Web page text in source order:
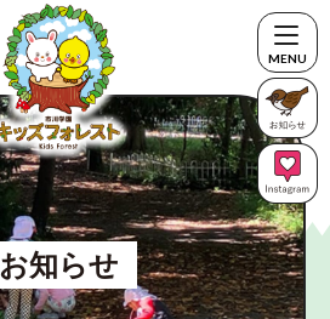
MENU
お知らせ